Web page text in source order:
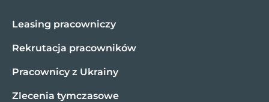
Leasing pracowniczy
Rekrutacja pracowników
Pracownicy z Ukrainy
Zlecenia tymczasowe